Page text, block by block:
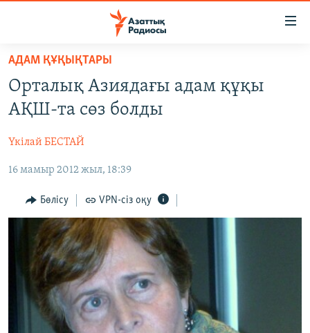
Skip
main
content
to
Navigation
САЯСАТ
ҚАҢТАР ОҚИҒАСЫ
АДАМ ҚҰҚЫҚТАРЫ
ӘЛЕУМЕТ
ӘЛЕМ
АРНАЙЫ ЖОБАЛАР
Русский
ЖАЗЫЛЫҢЫЗ
АДАМ ҚҰҚЫҚТАРЫ
Орталық Азиядағы адам құқы
АҚШ-та сөз болды
Үкілай БЕСТАЙ
16 мамыр 2012 жыл, 18:39
Бөлісу VPN-сіз оқу